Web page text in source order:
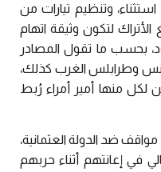
استثناء، وتنظيم تيارات من
لتكون وثيقة اتهام
بحسب ما تقول المصادر
وطرابلس الغرب كذلك،
منها أمير أمراء رُبط
ضد الدولة العثمانية،
في إعانتهم أثناء حربهم